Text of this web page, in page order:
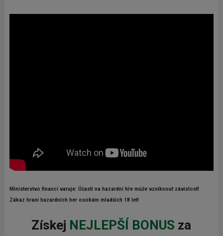
Ministerstvo financí varuje: Účastí na hazardní hře může vzniknout závislost!
Zákaz hraní hazardních her osobám mladších 18 let!
Získej NEJLEPŠÍ BONUS za